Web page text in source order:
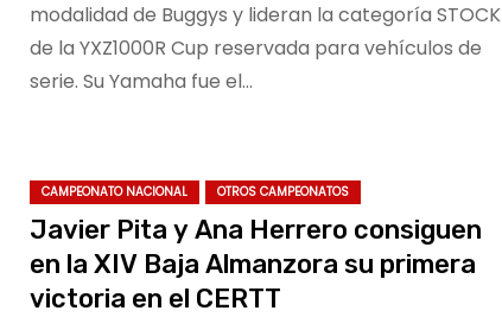
modalidad de Buggys y lideran la categoría STOCK
de la YXZ1000R Cup reservada para vehículos de
serie. Su Yamaha fue el…
CAMPEONATO NACIONAL OTROS CAMPEONATOS
Javier Pita y Ana Herrero consiguen
en la XIV Baja Almanzora su primera
victoria en el CERTT